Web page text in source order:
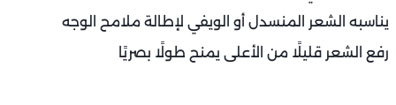
يناسبه الشعر المنسدل أو الويفي لإطالة ملامح الوجه
رفع الشعر قليلًا من الأعلى يمنح طولًا بصريًا